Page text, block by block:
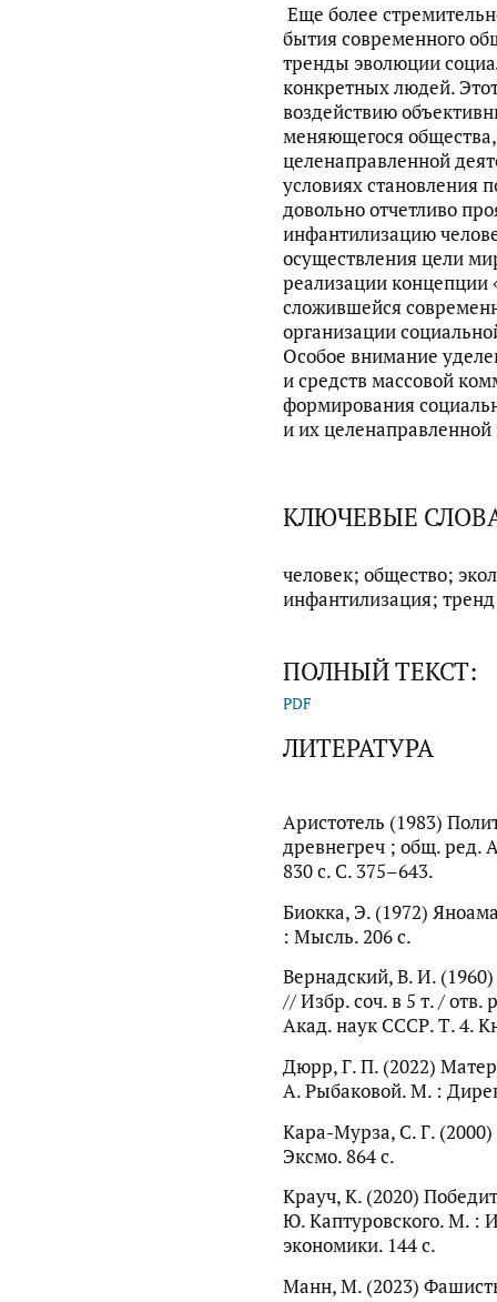
Еще более
бытия современного
тренды эволюции
конкретных людей.
воздействию
меняющегося
целенаправленной
условиях становления
довольно отчетливо
инфантилизацию
осуществления цели
реализации концепции
сложившейся
организации
Особое внимание
и средств массовой
формирования
и их
КЛЮЧЕВЫЕ
человек; общество;
инфантилизация;
ПОЛНЫЙ ТЕКСТ:
PDF
ЛИТЕРАТУРА
Аристотель (1983)
древнегреч ; общ. ред.
830 с. С. 375–643.
Биокка, Э. (1972)
: Мысль. 206 с.
Вернадский, В. И.
// Избр. соч. в 5 т. /
Акад. наук СССР. Т. 4.
Дюрр, Г. П. (2022)
А. Рыбаковой. М. :
Кара-Мурза, С. Г.
Эксмо. 864 с.
Крауч, К. (2020)
Ю. Каптуровского. М. :
экономики. 144 с.
Манн, М. (2023)